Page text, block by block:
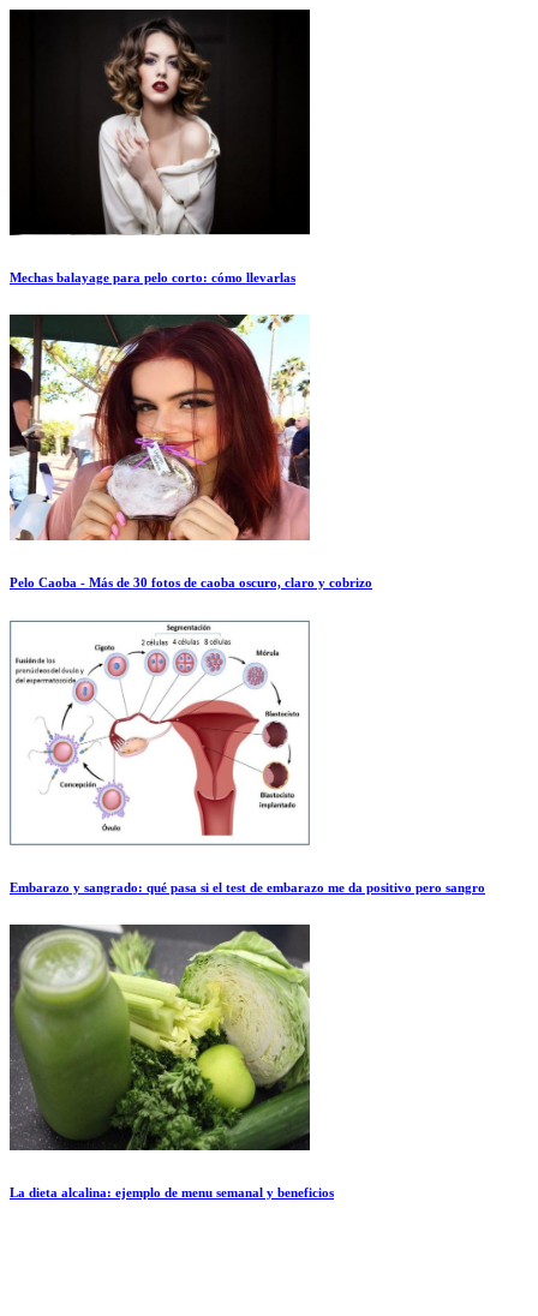
Mechas balayage para pelo corto: cómo llevarlas
Pelo Caoba - Más de 30 fotos de caoba oscuro, claro y cobrizo
Embarazo y sangrado: qué pasa si el test de embarazo me da positivo pero sangro
La dieta alcalina: ejemplo de menu semanal y beneficios